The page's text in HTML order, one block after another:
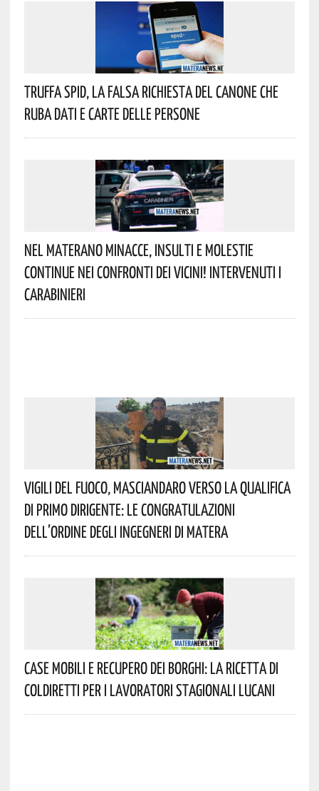
Truffa Spid, La Falsa Richiesta Del Canone Che
Ruba Dati E Carte Delle Persone
Nel Materano Minacce, Insulti E Molestie
Continue Nei Confronti Dei Vicini! Intervenuti I
Carabinieri
Vigili Del Fuoco, Masciandaro Verso La Qualifica
Di Primo Dirigente: Le Congratulazioni
Dell’Ordine Degli Ingegneri Di Matera
Case Mobili E Recupero Dei Borghi: La Ricetta Di
Coldiretti Per I Lavoratori Stagionali Lucani